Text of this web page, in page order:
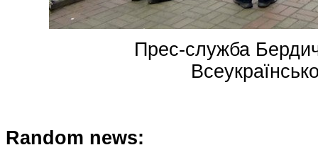
Прес-служба
Random news: